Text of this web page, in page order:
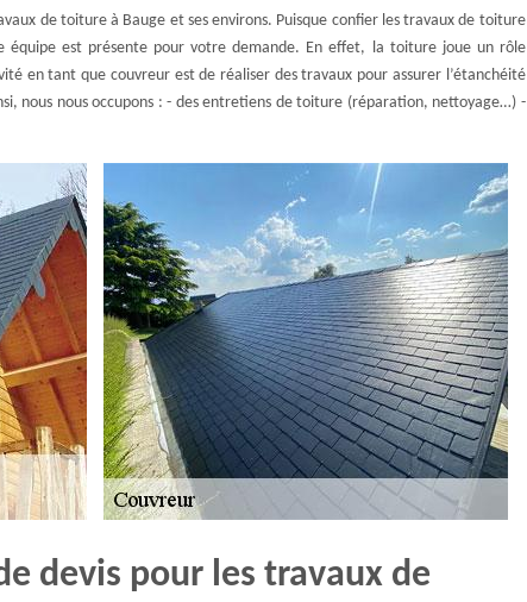
de toiture à Bauge et ses environs. Puisque confier les travaux de toiture
équipe est présente pour votre demande. En effet, la toiture joue un rôle
en tant que couvreur est de réaliser des travaux pour assurer l’étanchéité
nous nous occupons : - des entretiens de toiture (réparation, nettoyage…) -
devis pour les travaux de